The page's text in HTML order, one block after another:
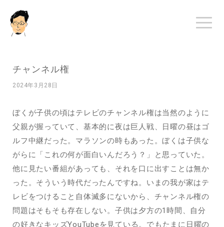
チャンネル権
2024年3月28日
ぼくが子供の頃はテレビのチャンネル権は当然のように
父親が握っていて、基本的に夜は巨人戦、日曜の昼はゴ
ルフ中継だった。マラソンの時もあった。ぼくは子供な
がらに「これの何が面白いんだろう？」と思っていた。
他に見たい番組があっても、それを口に出すことは無か
った。そういう時代だったんですね。いまの我が家はテ
レビをつけること自体滅多にないから、チャンネル権の
問題はそもそも存在しない。子供は夕方の1時間、自分
の好きなキッズYouTubeを見ている。でもたまに日曜の